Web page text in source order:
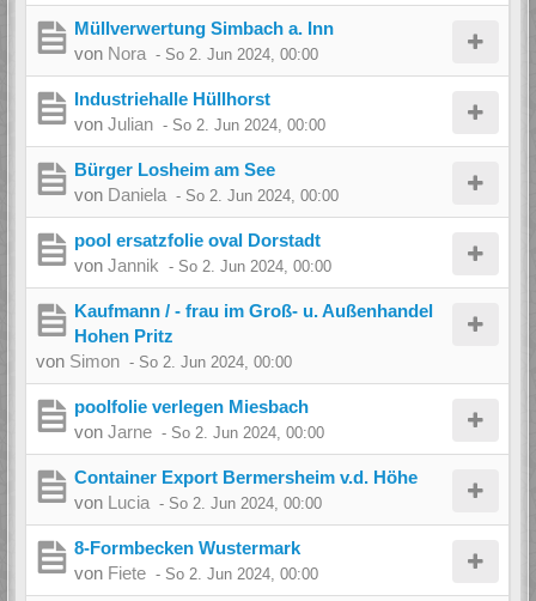
Müllverwertung Simbach a. Inn
von Nora - So 2. Jun 2024, 00:00
Industriehalle Hüllhorst
von Julian - So 2. Jun 2024, 00:00
Bürger Losheim am See
von Daniela - So 2. Jun 2024, 00:00
pool ersatzfolie oval Dorstadt
von Jannik - So 2. Jun 2024, 00:00
Kaufmann / - frau im Groß- u. Außenhandel
Hohen Pritz
von Simon - So 2. Jun 2024, 00:00
poolfolie verlegen Miesbach
von Jarne - So 2. Jun 2024, 00:00
Container Export Bermersheim v.d. Höhe
von Lucia - So 2. Jun 2024, 00:00
8-Formbecken Wustermark
von Fiete - So 2. Jun 2024, 00:00